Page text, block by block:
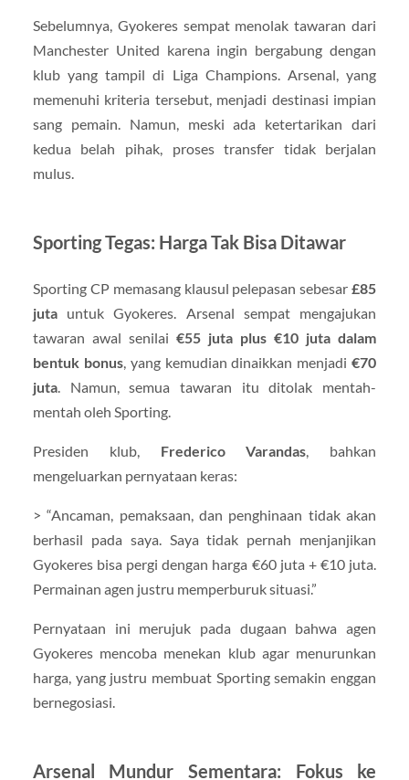
Sebelumnya, Gyokeres sempat menolak tawaran dari
Manchester United karena ingin bergabung dengan
klub yang tampil di Liga Champions. Arsenal, yang
memenuhi kriteria tersebut, menjadi destinasi impian
sang pemain. Namun, meski ada ketertarikan dari
kedua belah pihak, proses transfer tidak berjalan
mulus.
Sporting Tegas: Harga Tak Bisa Ditawar
Sporting CP memasang klausul pelepasan sebesar£85
jutauntuk Gyokeres. Arsenal sempat mengajukan
tawaran awal senilai €55 juta plus €10 juta dalam
bentuk bonus, yang kemudian dinaikkan menjadi€70
juta. Namun, semua tawaran itu ditolak mentah-
mentah oleh Sporting.
Presiden klub, Frederico Varandas, bahkan
mengeluarkan pernyataan keras:
> “Ancaman, pemaksaan, dan penghinaan tidak akan
berhasil pada saya. Saya tidak pernah menjanjikan
Gyokeres bisa pergi dengan harga €60 juta + €10 juta.
Permainan agen justru memperburuk situasi.”
Pernyataan ini merujuk pada dugaan bahwa agen
Gyokeres mencoba menekan klub agar menurunkan
harga, yang justru membuat Sporting semakin enggan
bernegosiasi.
Arsenal Mundur Sementara: Fokus ke